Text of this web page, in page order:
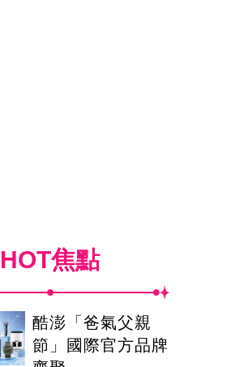
HOT焦點
酷澎「爸氣父親
節」國際官方品牌